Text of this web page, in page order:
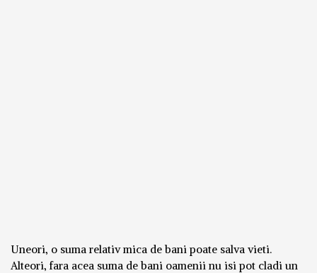
Uneori, o suma relativ mica de bani poate salva vieti.
Alteori, fara acea suma de bani oamenii nu isi pot cladi un